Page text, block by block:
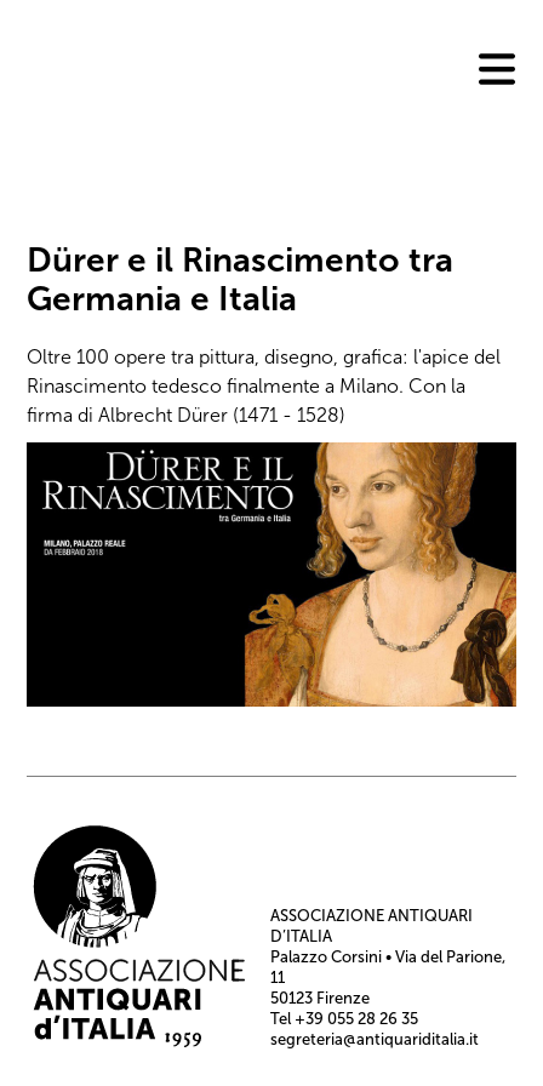
Dürer e il Rinascimento tra
Germania e Italia
Oltre 100 opere tra pittura, disegno, grafica: l'apice del
Rinascimento tedesco finalmente a Milano. Con la
firma di Albrecht Dürer (1471 - 1528)
ASSOCIAZIONE ANTIQUARI
D’ITALIA
Palazzo Corsini • Via del Parione,
11
50123 Firenze
Tel +39 055 28 26 35
segreteria@antiquariditalia.it